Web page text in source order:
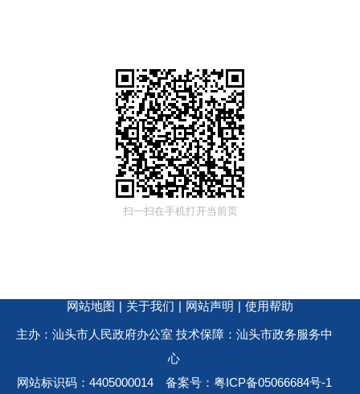
扫一扫在手机打开当前页
网站地图 | 关于我们 | 网站声明 | 使用帮助
主办：汕头市人民政府办公室 技术保障：汕头市政务服务中
心
网站标识码：4405000014
备案号：粤ICP备05066684号-1